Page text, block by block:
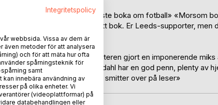
gir den terningkast 5» «Beste boka om fotball» «Morsom
klubb ikke seiret» «En flott bok. Er Leeds-supporter, men
i finalen(e) har forfatteren gjort en imponerende
kampskildring» «Havdahl har en god penn, plenty av
kjedelige stunder, noe som smitter over på leser»
Integritetspolicy
webbsida. Vissa av dem är
även metoder för att analysera
och för att mäta hur ofta
spårningsteknik för
samt
innebära användning av
på olika enheter. Vi
(videoplattformar) på
databehandlingen eller